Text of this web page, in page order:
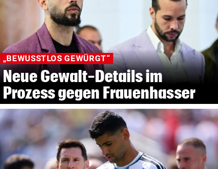
„BEWUSSTLOS GEWÜRGT“
Neue Gewalt-Details im
Prozess gegen Frauenhasser